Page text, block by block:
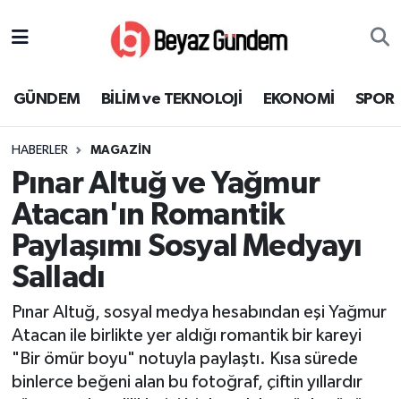
GÜNDEM BİLİM ve TEKNOLOJİ EKONOMİ SPOR
HABERLER MAGAZİN
Pınar Altuğ ve Yağmur
Atacan'ın Romantik
Paylaşımı Sosyal Medyayı
Salladı
Pınar Altuğ, sosyal medya hesabından eşi Yağmur
Atacan ile birlikte yer aldığı romantik bir kareyi
"Bir ömür boyu" notuyla paylaştı. Kısa sürede
binlerce beğeni alan bu fotoğraf, çiftin yıllardır
EKONOMİ
SAĞLIK
KÜLTÜR SANAT
MAGAZİN
Süper Lig Puan Durumu ve Fikstür
Tüm Manşetler
Son Dakika Haberleri